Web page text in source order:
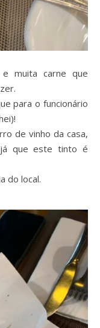
muita carne que
para o funcionário
de vinho da casa,
que este tinto é
do local.